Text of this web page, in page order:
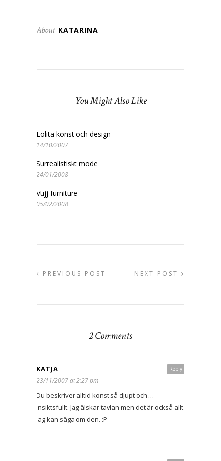
About KATARINA
You Might Also Like
Lolita konst och design
14/10/2007
Surrealistiskt mode
24/01/2008
Vujj furniture
05/02/2008
PREVIOUS POST NEXT POST
2 Comments
Reply
KATJA
23/11/2007 at 2:27 pm
Du beskriver alltid konst så djupt och …
insiktsfullt. Jag älskar tavlan men det är också allt
jag kan säga om den. :P